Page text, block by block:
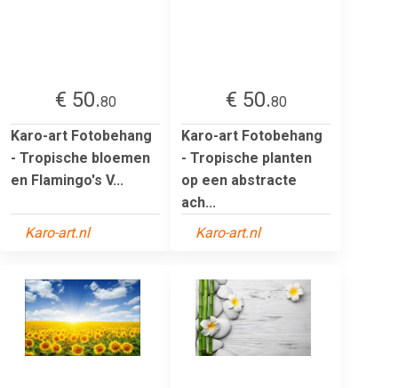
€ 50.80
Karo-art Fotobehang
- Tropische bloemen
en Flamingo's V...
Karo-art.nl
€ 50.80
Karo-art Fotobehang
- Tropische planten
op een abstracte
ach...
Karo-art.nl